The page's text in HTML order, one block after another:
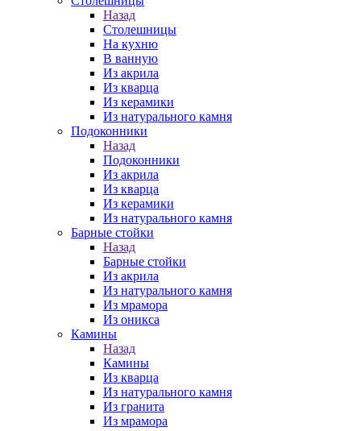
Назад
Столешницы
На кухню
В ванную
Из акрила
Из кварца
Из керамики
Из натурального камня
Подоконники
Назад
Подоконники
Из акрила
Из кварца
Из керамики
Из натурального камня
Барные стойки
Назад
Барные стойки
Из акрила
Из натурального камня
Из мрамора
Из оникса
Камины
Назад
Камины
Из кварца
Из натурального камня
Из гранита
Из мрамора